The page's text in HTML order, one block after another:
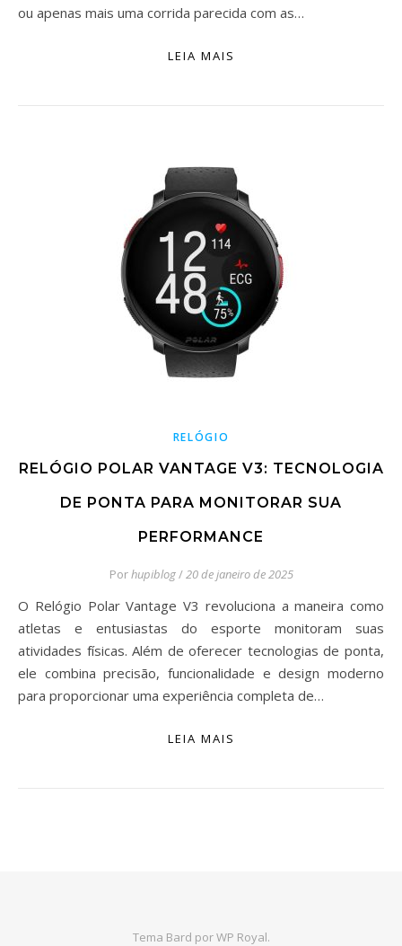
ou apenas mais uma corrida parecida com as…
LEIA MAIS
RELÓGIO
RELÓGIO POLAR VANTAGE V3: TECNOLOGIA
DE PONTA PARA MONITORAR SUA
PERFORMANCE
Porhupiblog/20 de janeiro de 2025
O Relógio Polar Vantage V3 revoluciona a maneira como
atletas e entusiastas do esporte monitoram suas
atividades físicas. Além de oferecer tecnologias de ponta,
ele combina precisão, funcionalidade e design moderno
para proporcionar uma experiência completa de…
LEIA MAIS
Tema Bard porWP Royal.